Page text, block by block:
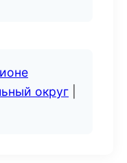
округ